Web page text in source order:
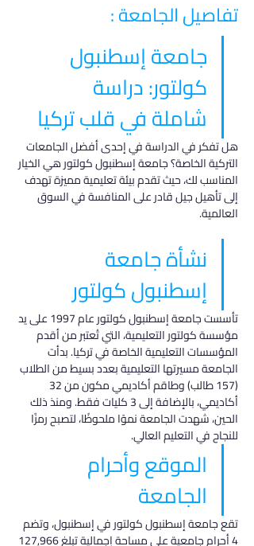
تفاصيل الجامعة :
جامعة إسطنبول
كولتور: دراسة
شاملة في قلب تركيا
هل تفكر في الدراسة في إحدى أفضل الجامعات
التركية الخاصة؟ جامعة إسطنبول كولتور هي الخيار
المناسب لك، حيث تقدم بيئة تعليمية مميزة تهدف
إلى تأهيل جيل قادر على المنافسة في السوق
العالمية.
نشأة جامعة
إسطنبول كولتور
تأسست جامعة إسطنبول كولتور عام 1997 على يد
مؤسسة كولتور التعليمية، التي تُعتبر من أقدم
المؤسسات التعليمية الخاصة في تركيا. بدأت
الجامعة مسيرتها التعليمية بعدد بسيط من الطلاب
أكاديمي، بالإضافة إلى 3 كليات فقط. ومنذ ذلك
الحين، شهدت الجامعة نموًا ملحوظًا، لتصبح رمزًا
للنجاح في التعليم العالي.
الموقع وأحرام
الجامعة
تقع جامعة إسطنبول كولتور في إسطنبول، وتضم